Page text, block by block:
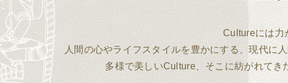
Cultureには力
人間の心やライフスタイルを豊かにする、現代に
多様で美しいCulture、そこに紡がれてき